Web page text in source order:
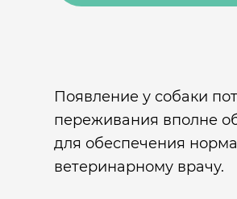
Появление у собаки
переживания вполне
для обеспечения
ветеринарному врачу.